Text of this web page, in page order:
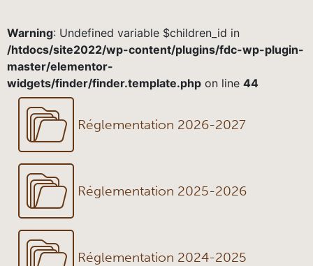
Warning: Undefined variable $children_id in
/htdocs/site2022/wp-content/plugins/fdc-wp-plugin-
master/elementor-
widgets/finder/finder.template.php on line 44
Réglementation 2026-2027
Réglementation 2025-2026
Réglementation 2024-2025